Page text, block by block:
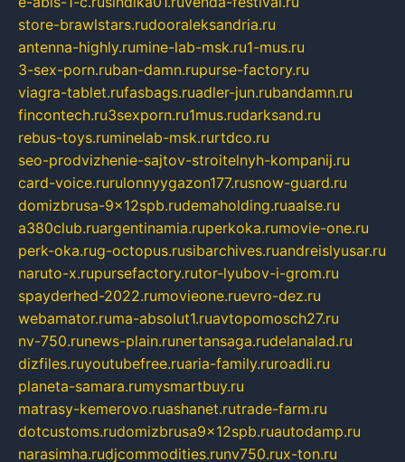
store-brawlstars.rudooraleksandria.ru
antenna-highly.rumine-lab-msk.ru1-mus.ru
3-sex-porn.ruban-damn.rupurse-factory.ru
viagra-tablet.rufasbags.ruadler-jun.rubandamn.ru
fincontech.ru3sexporn.ru1mus.rudarksand.ru
rebus-toys.ruminelab-msk.rurtdco.ru
seo-prodvizhenie-sajtov-stroitelnyh-kompanij.ru
card-voice.rurulonnyygazon177.rusnow-guard.ru
domizbrusa-9x12spb.rudemaholding.ruaalse.ru
a380club.ruargentinamia.ruperkoka.rumovie-one.ru
perk-oka.rug-octopus.rusibarchives.ruandreislyusar.ru
naruto-x.rupursefactory.rutor-lyubov-i-grom.ru
spayderhed-2022.rumovieone.ruevro-dez.ru
webamator.ruma-absolut1.ruavtopomosch27.ru
nv-750.runews-plain.runertansaga.rudelanalad.ru
dizfiles.ruyoutubefree.ruaria-family.ruroadli.ru
planeta-samara.rumysmartbuy.ru
matrasy-kemerovo.ruashanet.rutrade-farm.ru
dotcustoms.rudomizbrusa9x12spb.ruautodamp.ru
narasimha.rudjcommodities.runv750.rux-ton.ru